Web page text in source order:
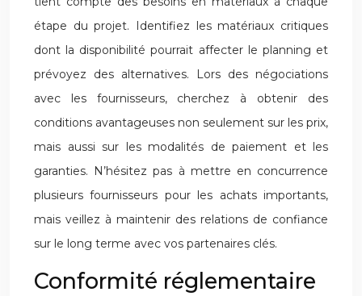
étape du projet. Identifiez les matériaux critiques
dont la disponibilité pourrait affecter le planning et
prévoyez des alternatives. Lors des négociations
avec les fournisseurs, cherchez à obtenir des
conditions avantageuses non seulement sur les prix,
mais aussi sur les modalités de paiement et les
garanties. N’hésitez pas à mettre en concurrence
plusieurs fournisseurs pour les achats importants,
mais veillez à maintenir des relations de confiance
sur le long terme avec vos partenaires clés.
Conformité réglementaire